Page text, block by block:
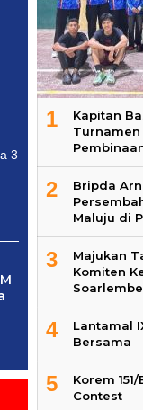
3
1
Kapitan
Turnamen
2
Bripda
Maluju di
3
Majukan
Komiten
4
Lantamal
Bersama
5
Korem
Contest